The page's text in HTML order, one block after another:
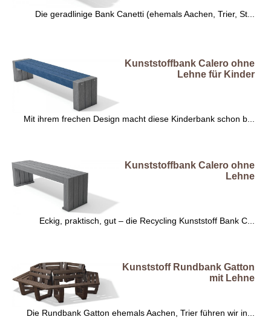
Die geradlinige Bank Canetti (ehemals Aachen, Trier, St...
Kunststoffbank Calero ohne
Lehne für Kinder
Mit ihrem frechen Design macht diese Kinderbank schon b...
Kunststoffbank Calero ohne
Lehne
Eckig, praktisch, gut – die Recycling Kunststoff Bank C...
Kunststoff Rundbank Gatton
mit Lehne
Die Rundbank Gatton ehemals Aachen, Trier führen wir in...